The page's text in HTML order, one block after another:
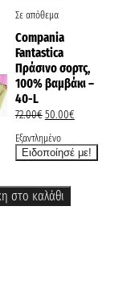
Σε απόθεμα
Compania
Fantastica
Πράσινο σορτς,
100% βαμβάκι –
40-L
72.00€50.00€
Εξαντλημένο
στο καλάθι